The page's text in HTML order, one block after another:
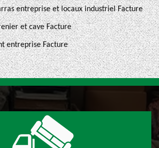
entreprise et locaux industriel Facture
et cave Facture
entreprise Facture